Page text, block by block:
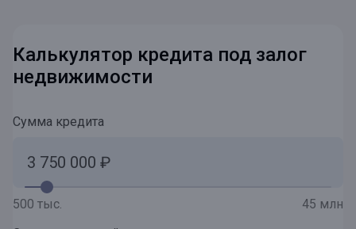
Калькулятор кредита под залог
недвижимости
Сумма кредита
500 тыс.
45 млн